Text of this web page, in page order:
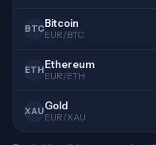
BTCBitcoin
EUR/BTC
ETH Ethereum
EUR/ETH
XAUGold
EUR/XAU